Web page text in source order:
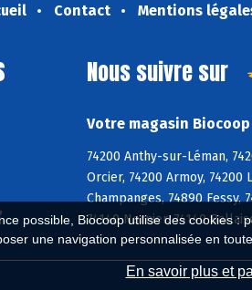
possible, Biocoop utilise des cookies
une navigation personnalisée en
En savoir plus et
Contact Mentions
Nous suivre sur
Votre magasin
74200 Anthy-sur-Léman,
Orcier, 74200 Armoy, 74200
Champanges, 74890 Fessy,
74140 Nernier, 74140